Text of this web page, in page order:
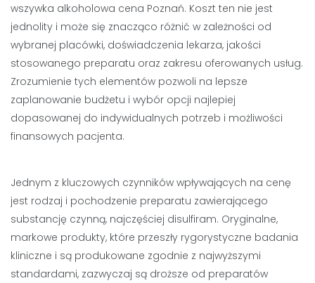
wszywka alkoholowa cena Poznań. Koszt ten nie jest
jednolity i może się znacząco różnić w zależności od
wybranej placówki, doświadczenia lekarza, jakości
stosowanego preparatu oraz zakresu oferowanych usług.
Zrozumienie tych elementów pozwoli na lepsze
zaplanowanie budżetu i wybór opcji najlepiej
dopasowanej do indywidualnych potrzeb i możliwości
finansowych pacjenta.
Jednym z kluczowych czynników wpływających na cenę
jest rodzaj i pochodzenie preparatu zawierającego
substancję czynną, najczęściej disulfiram. Oryginalne,
markowe produkty, które przeszły rygorystyczne badania
kliniczne i są produkowane zgodnie z najwyższymi
standardami, zazwyczaj są droższe od preparatów